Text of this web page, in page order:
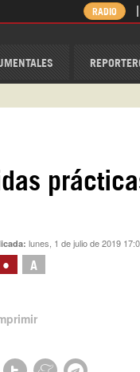
RADIO
lunes, 1 de julio de 2019
• A